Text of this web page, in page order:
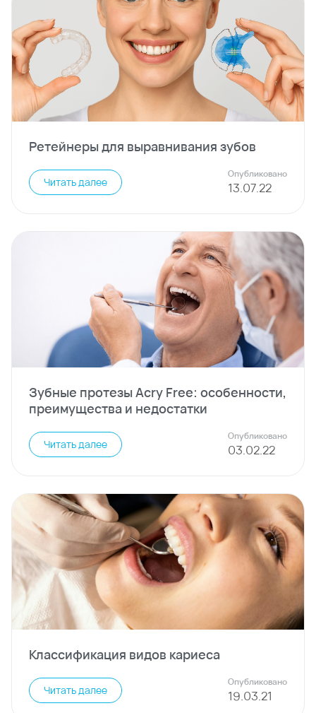
Ретейнеры для выравнивания зубов
Читать далее
Опубликовано
13.07.22
Зубные протезы Acry Free: особенности,
преимущества и недостатки
Читать далее
Опубликовано
03.02.22
Классификация видов кариеса
Читать далее
Опубликовано
19.03.21